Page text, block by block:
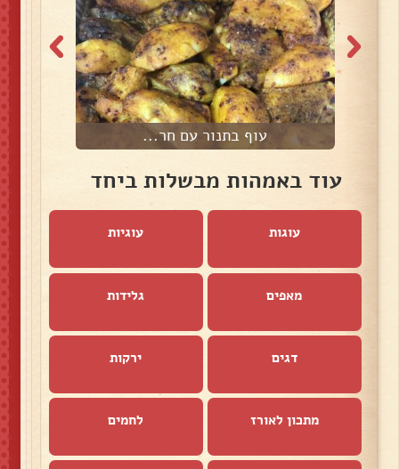
עוף בתנור עם חר...
עוד באמהות מבשלות ביחד
עוגות עוגיות
מאפים גלידות
דגים ירקות
מתכון לאורז לחמים